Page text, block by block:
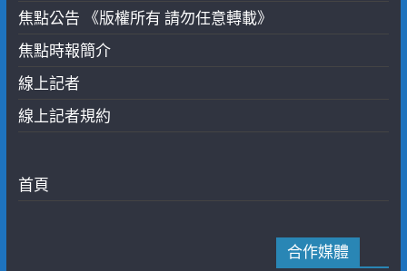
焦點公告 《版權所有 請勿任意轉載》
焦點時報簡介
線上記者
線上記者規約
首頁
合作媒體